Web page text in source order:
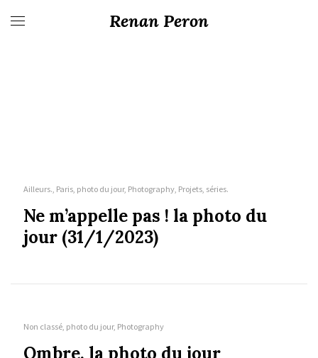
Renan Peron
Ailleurs., Paris, photo du jour, Photography, Projets, séries.
Ne m’appelle pas ! la photo du
jour (31/1/2023)
Non classé, photo du jour, Photography
Ombre. la photo du jour